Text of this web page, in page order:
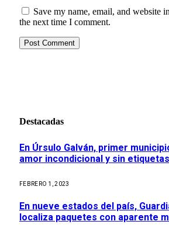
Save my name, email, and website
the next time I comment.
Destacadas
En Úrsulo Galván, primer
amor incondicional y sin etiquetas
FEBRERO 1, 2023
En nueve estados del país,
localiza paquetes con aparente